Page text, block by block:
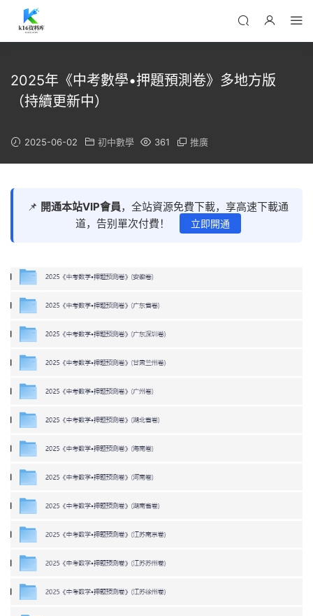
2025年《中考數學•押題預測卷》多地方版
（持續更新中）
2025-06-02 初中數學 361 推廣
📌 開通本站VIP會員，全站資源免費下載，享高速下載通
道，告别單次付費！
立即開通